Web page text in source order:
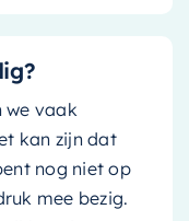
we vaak
kan zijn dat
nog niet op
mee bezig.